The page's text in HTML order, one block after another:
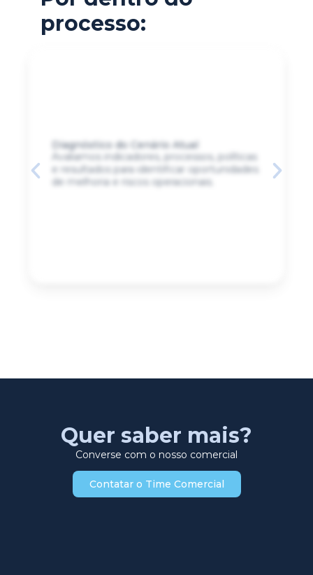
processo:
Diagnóstico do Cenário Atual
Avaliamos indicadores, processos, políticas
e resultados para identificar oportunidades
de melhoria e riscos operacionais.
Quer saber mais?
Converse com o nosso comercial
Contatar o Time Comercial